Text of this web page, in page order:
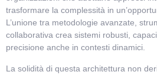
trasformare la complessità in
L’unione tra metodologie avanzate,
collaborativa crea sistemi robusti,
precisione anche in contesti dinamici.
La solidità di questa architettura non